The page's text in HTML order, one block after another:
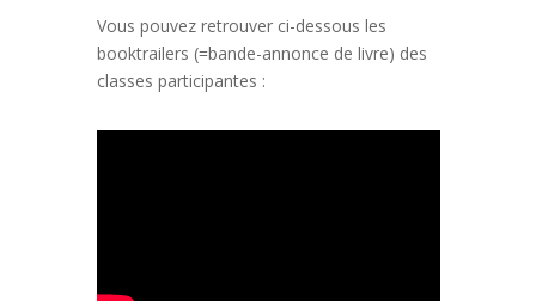
Vous pouvez retrouver ci-dessous les
booktrailers (=bande-annonce de livre) des
classes participantes :